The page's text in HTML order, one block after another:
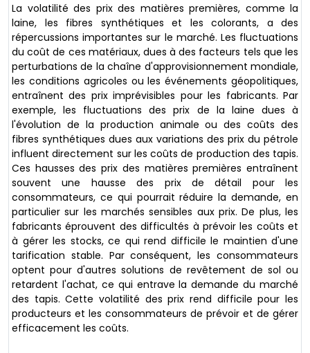
La volatilité des prix des matières premières, comme la
laine, les fibres synthétiques et les colorants, a des
répercussions importantes sur le marché. Les fluctuations
du coût de ces matériaux, dues à des facteurs tels que les
perturbations de la chaîne d'approvisionnement mondiale,
les conditions agricoles ou les événements géopolitiques,
entraînent des prix imprévisibles pour les fabricants. Par
exemple, les fluctuations des prix de la laine dues à
l'évolution de la production animale ou des coûts des
fibres synthétiques dues aux variations des prix du pétrole
influent directement sur les coûts de production des tapis.
Ces hausses des prix des matières premières entraînent
souvent une hausse des prix de détail pour les
consommateurs, ce qui pourrait réduire la demande, en
particulier sur les marchés sensibles aux prix. De plus, les
fabricants éprouvent des difficultés à prévoir les coûts et
à gérer les stocks, ce qui rend difficile le maintien d'une
tarification stable. Par conséquent, les consommateurs
optent pour d'autres solutions de revêtement de sol ou
retardent l'achat, ce qui entrave la demande du marché
des tapis. Cette volatilité des prix rend difficile pour les
producteurs et les consommateurs de prévoir et de gérer
efficacement les coûts.